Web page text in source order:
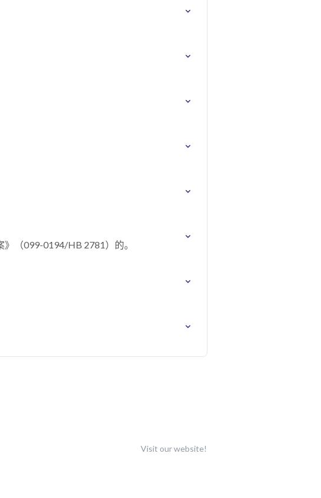
（099-0194/HB 2781）的。
Visit our website!